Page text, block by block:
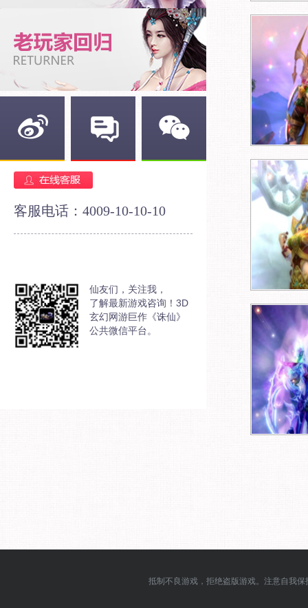
客服电话：4009-10-10-10
仙友们，关注我，
了解最新游戏咨询！3D
玄幻网游巨作《诛仙》
公共微信平台。
抵制不良游戏，拒绝盗版游戏。注意自我